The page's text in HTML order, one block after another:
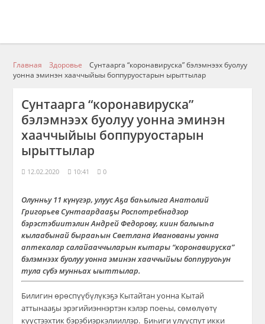
Главная Здоровье
Сунтаарга “коронавируска” бэлэмнээх буолуу
уонна эминэн хааччыйыы боппуруостарын ырыттылар
Сунтаарга “коронавируска”
бэлэмнээх буолуу уонна эминэн
хааччыйыы боппуруостарын
ырыттылар
12.02.2020 10:41 0
Олунньу 11 күнүгэр, улуус Аҕа баһылыга Анатолий
Григорьев Сунтаардааҕы Роспотребнадзор
бэрэстэбиитэлин Андрей Федорову, киин балыыһа
кылаабынай бырааһын Светлана Иванованы уонна
аптекалар салайааччыларын кытары “коронавируска”
бэлэмнээх буолуу уонна эминэн хааччыйыы боппуруоһун
тула сүбэ мунньах ыыттылар.
Билигин өрөспүүбүлүкэҕэ Кытайтан уонна Кытай
аттынааҕы эрэгийиэннэртэн кэлэр поеһы, сөмөлүөтү
күүстээхтик бэрэбиэркэлииллэр. Биһиги улууспут икки